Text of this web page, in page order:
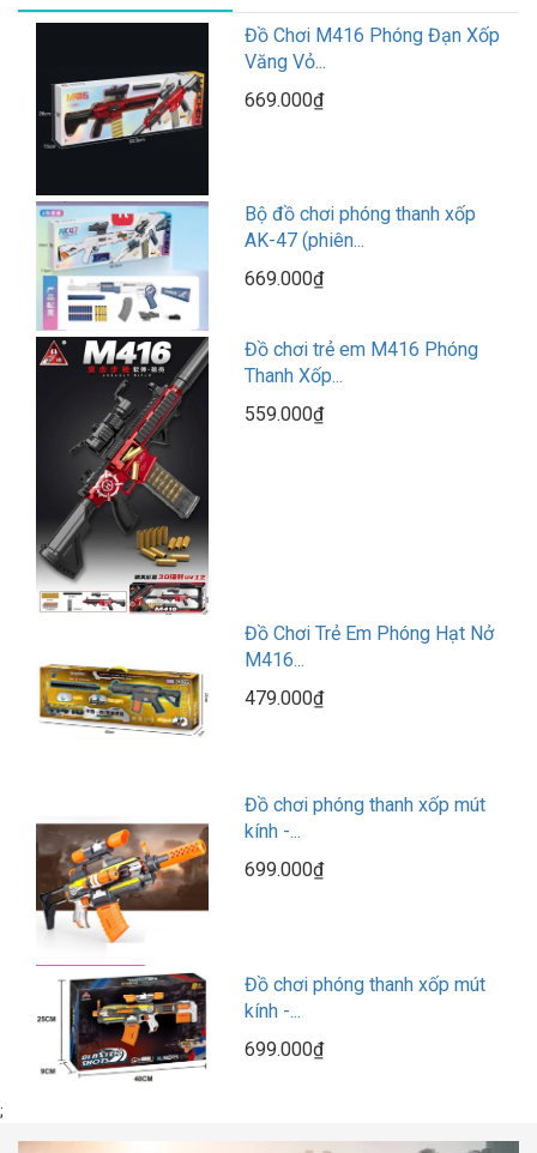
Đồ Chơi M416 Phóng Đạn Xốp
Văng Vỏ...
669.000₫
Bộ đồ chơi phóng thanh xốp
AK-47 (phiên...
669.000₫
Đồ chơi trẻ em M416 Phóng
Thanh Xốp...
559.000₫
Đồ Chơi Trẻ Em Phóng Hạt Nở
M416...
479.000₫
Đồ chơi phóng thanh xốp mút
kính -...
699.000₫
Đồ chơi phóng thanh xốp mút
kính -...
699.000₫
;